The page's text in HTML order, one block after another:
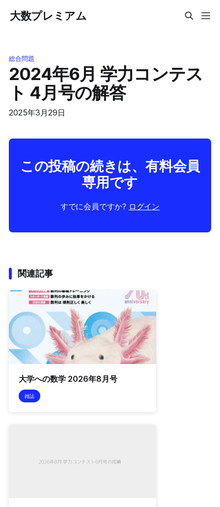
大数プレミアム
総合問題
2024年6月 学力コンテス
ト 4月号の解答
2025年3月29日
この投稿の続きは、有料会員
専用です
すでに会員ですか? ログイン
関連記事
大学への数学 2026年8月号
雑誌